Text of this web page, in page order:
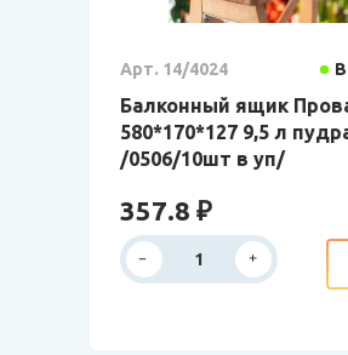
Арт. 14/4024
Балконный ящик
580*170*127 9,5 л
/0506/10шт в уп/
357.8 ₽